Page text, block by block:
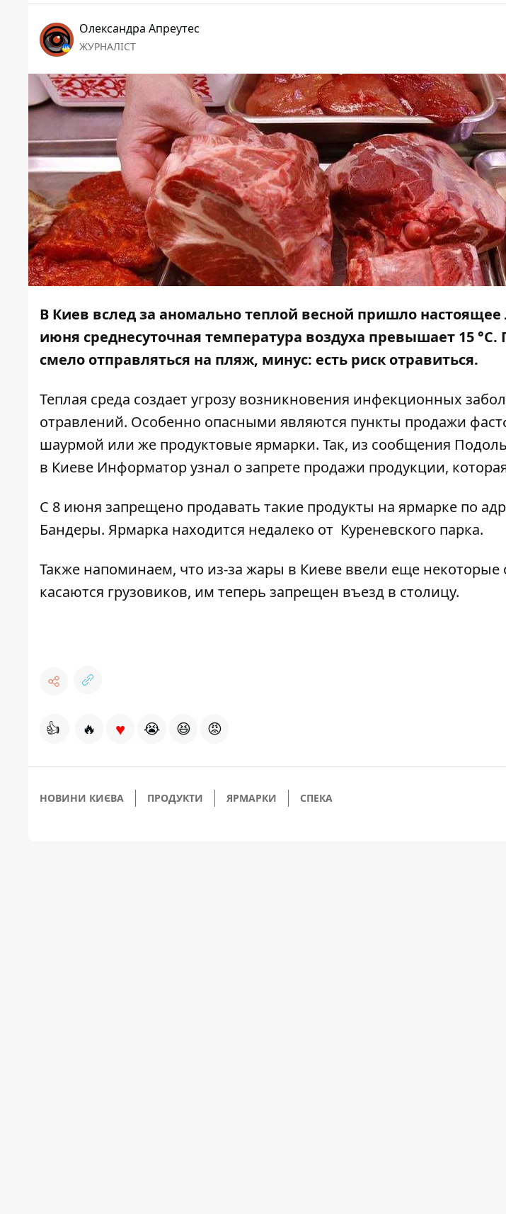
Олександра Апреутес
ЖУРНАЛІСТ
В Киев вслед за аномально теплой весной пришло настоящее
июня среднесуточная температура воздуха превышает 15
смело отправляться на пляж, минус: есть риск отравиться.
Теплая среда создает угрозу возникновения инфекционных
отравлений. Особенно опасными являются пункты продажи
шаурмой или же продуктовые ярмарки. Так, из сообщения
в Киеве Информаторузнал о запрете продажи продукции,
С 8 июня запрещено продавать такие продукты на ярмарке по
Бандеры. Ярмарка находится недалеко от Куреневского парка.
Также напоминаем, что из-за жары в Киеве ввели еще
касаются грузовиков, им теперь запрещен въезд в столицу.
👍 🔥 ♥ 😭 😆 😡
НОВИНИ КИЄВА ПРОДУКТИ ЯРМАРКИ СПЕКА